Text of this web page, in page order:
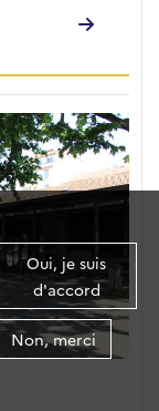
Oui, je suis
d'accord
Non, merci